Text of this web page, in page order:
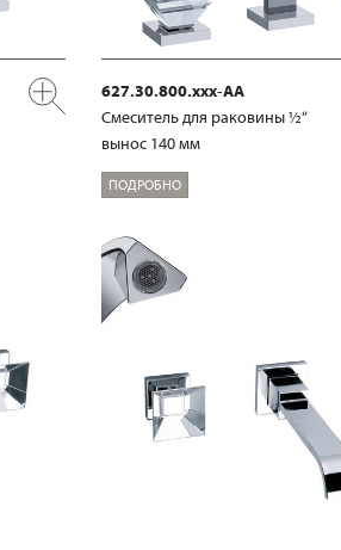
627.30.800.xxx-AA
Смеситель для раковины ½“
вынос 140 мм
ПОДРОБНО